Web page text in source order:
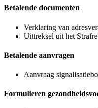
Betalende documenten
Verklaring van
Uittreksel uit het
Betalende aanvragen
Aanvraag
Formulieren